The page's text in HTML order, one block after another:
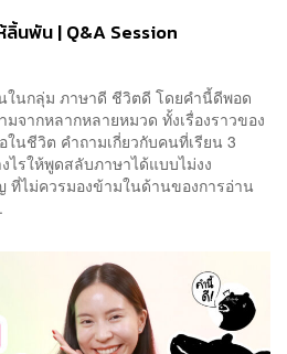
ลิ้นพัน | Q&A Session
ในกลุ่ม ภาษาดี ชีวิตดี โดยคำนี้ดีพอด
จากหลากหลายหมวด ทั้งเรื่องราวของ
ในชีวิต คำถามเกี่ยวกับคนที่เรียน 3
ไรให้พูดสลับภาษาได้แบบไม่งง
ที่ไม่ควรมองข้ามในด้านของการอ่าน